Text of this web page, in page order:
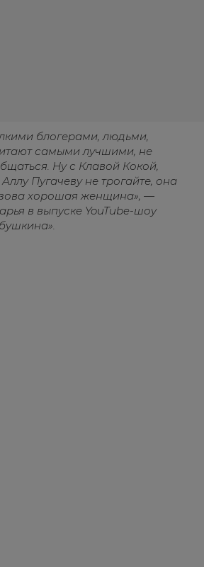
блогерами, людьми,
самыми лучшими, не
Ну с Клавой Кокой,
Пугачеву не трогайте, она
хорошая женщина», —
в выпуске YouTube-шоу